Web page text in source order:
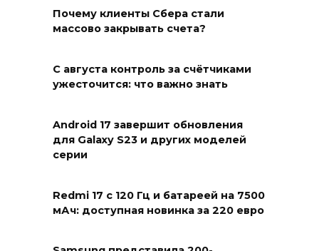
Почему клиенты Сбера стали
массово закрывать счета?
С августа контроль за счётчиками
ужесточится: что важно знать
Android 17 завершит обновления
для Galaxy S23 и других моделей
серии
Redmi 17 с 120 Гц и батареей на 7500
мАч: доступная новинка за 220 евро